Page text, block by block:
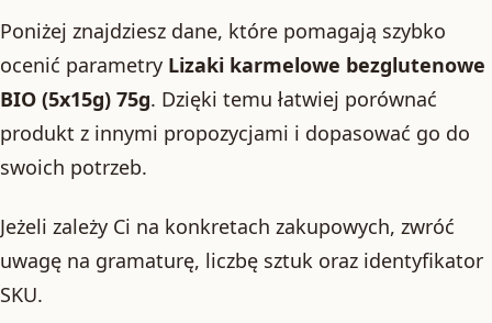
Poniżej znajdziesz dane, które pomagają szybko
ocenić parametry Lizaki karmelowe bezglutenowe
BIO (5x15g) 75g. Dzięki temu łatwiej porównać
produkt z innymi propozycjami i dopasować go do
swoich potrzeb.
Jeżeli zależy Ci na konkretach zakupowych, zwróć
uwagę na gramaturę, liczbę sztuk oraz identyfikator
SKU.